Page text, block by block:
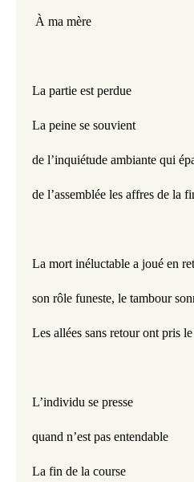
À ma mère
La partie est perdue
La peine se souvient
de l’inquiétude ambiante qui
de l’assemblée les affres de la
La mort inéluctable a joué en
son rôle funeste, le tambour
Les allées sans retour ont pris le
L’individu se presse
quand n’est pas entendable
La fin de la course